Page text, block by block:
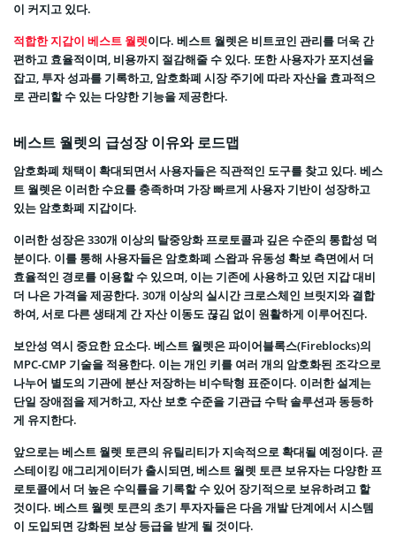
이 커지고 있다.
적합한 지갑이 베스트 월렛이다. 베스트 월렛은 비트코인 관리를 더욱 간
편하고 효율적이며, 비용까지 절감해줄 수 있다. 또한 사용자가 포지션을
잡고, 투자 성과를 기록하고, 암호화폐 시장 주기에 따라 자산을 효과적으
로 관리할 수 있는 다양한 기능을 제공한다.
베스트 월렛의 급성장 이유와 로드맵
암호화폐 채택이 확대되면서 사용자들은 직관적인 도구를 찾고 있다. 베스
트 월렛은 이러한 수요를 충족하며 가장 빠르게 사용자 기반이 성장하고
있는 암호화폐 지갑이다.
이러한 성장은 330개 이상의 탈중앙화 프로토콜과 깊은 수준의 통합성 덕
분이다. 이를 통해 사용자들은 암호화폐 스왑과 유동성 확보 측면에서 더
효율적인 경로를 이용할 수 있으며, 이는 기존에 사용하고 있던 지갑 대비
더 나은 가격을 제공한다. 30개 이상의 실시간 크로스체인 브릿지와 결합
하여, 서로 다른 생태계 간 자산 이동도 끊김 없이 원활하게 이루어진다.
보안성 역시 중요한 요소다. 베스트 월렛은 파이어블록스(Fireblocks)의
MPC-CMP 기술을 적용한다. 이는 개인 키를 여러 개의 암호화된 조각으로
나누어 별도의 기관에 분산 저장하는 비수탁형 표준이다. 이러한 설계는
단일 장애점을 제거하고, 자산 보호 수준을 기관급 수탁 솔루션과 동등하
게 유지한다.
앞으로는 베스트 월렛 토큰의 유틸리티가 지속적으로 확대될 예정이다. 곧
스테이킹 애그리게이터가 출시되면, 베스트 월렛 토큰 보유자는 다양한 프
로토콜에서 더 높은 수익률을 기록할 수 있어 장기적으로 보유하려고 할
것이다. 베스트 월렛 토큰의 초기 투자자들은 다음 개발 단계에서 시스템
이 도입되면 강화된 보상 등급을 받게 될 것이다.